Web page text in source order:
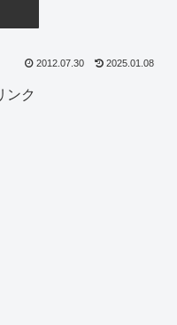
2012.07.30 2025.01.08
ンク